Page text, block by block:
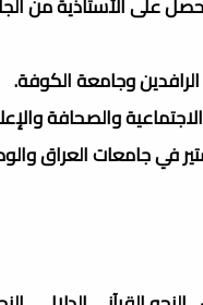
وجامعة الكوفة.
والصحافة
في جامعات العراق